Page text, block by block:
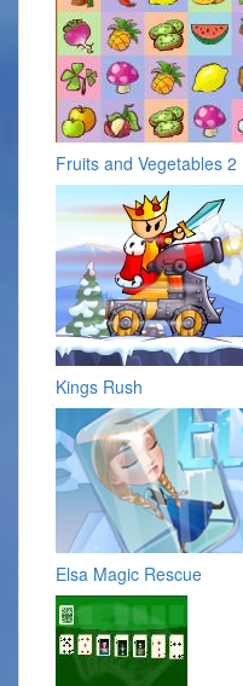
Fruits and Vegetables 2
Kings Rush
Elsa Magic Rescue